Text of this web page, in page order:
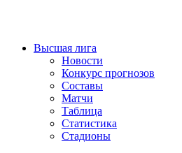
Высшая лига
Новости
Конкурс прогнозов
Составы
Матчи
Таблица
Статистика
Стадионы